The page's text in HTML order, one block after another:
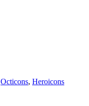
Octicons, Heroicons